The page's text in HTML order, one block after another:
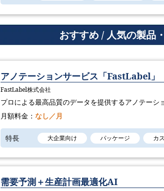
おすすめ / 人気の製品
アノテーションサービス「FastLabel」
FastLabel株式会社
プロによる最高品質のデータを提供するアノテーシ
月額料金： なし／月
特長 大企業向け パッケージ カ
需要予測＋生産計画最適化AI